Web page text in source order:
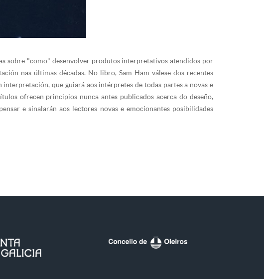
sobre "como" desenvolver produtos interpretativos atendidos por
nas últimas décadas. No libro, Sam Ham válese dos recentes
que guiará aos intérpretes de todas partes a novas e
ofrecen principios nunca antes publicados acerca do deseño,
e sinalarán aos lectores novas e emocionantes posibilidades